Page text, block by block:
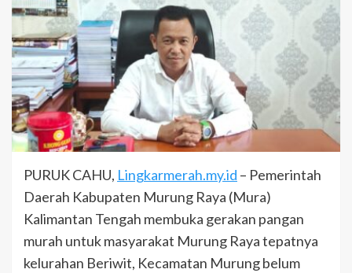
PURUK CAHU, Lingkarmerah.my.id – Pemerintah
Daerah Kabupaten Murung Raya (Mura)
Kalimantan Tengah membuka gerakan pangan
murah untuk masyarakat Murung Raya tepatnya
kelurahan Beriwit, Kecamatan Murung belum